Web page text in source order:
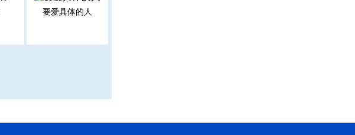
要爱具体的人